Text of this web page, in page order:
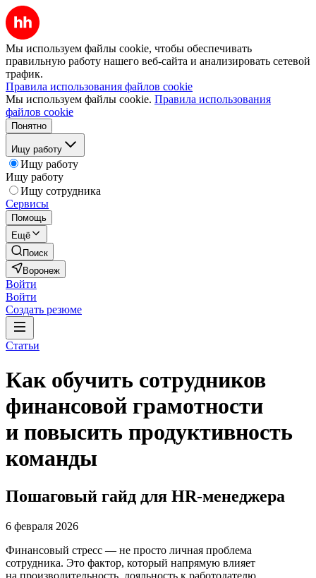
Мы используем файлы cookie, чтобы обеспечивать
правильную работу нашего веб-сайта и анализировать сетевой
трафик.
Правила использования файлов cookie
Мы используем файлы cookie. Правила использования
файлов cookie
Понятно
Ищу работу
Ищу работу
Ищу работу
Ищу сотрудника
Сервисы
Помощь
Ещё
Поиск
Воронеж
Войти
Войти
Создать резюме
Статьи
Как обучить сотрудников
финансовой грамотности
и повысить продуктивность
команды
Пошаговый гайд для HR-менеджера
6 февраля 2026
Финансовый стресс — не просто личная проблема
сотрудника. Это фактор, который напрямую влияет
на производительность, лояльность к работодателю